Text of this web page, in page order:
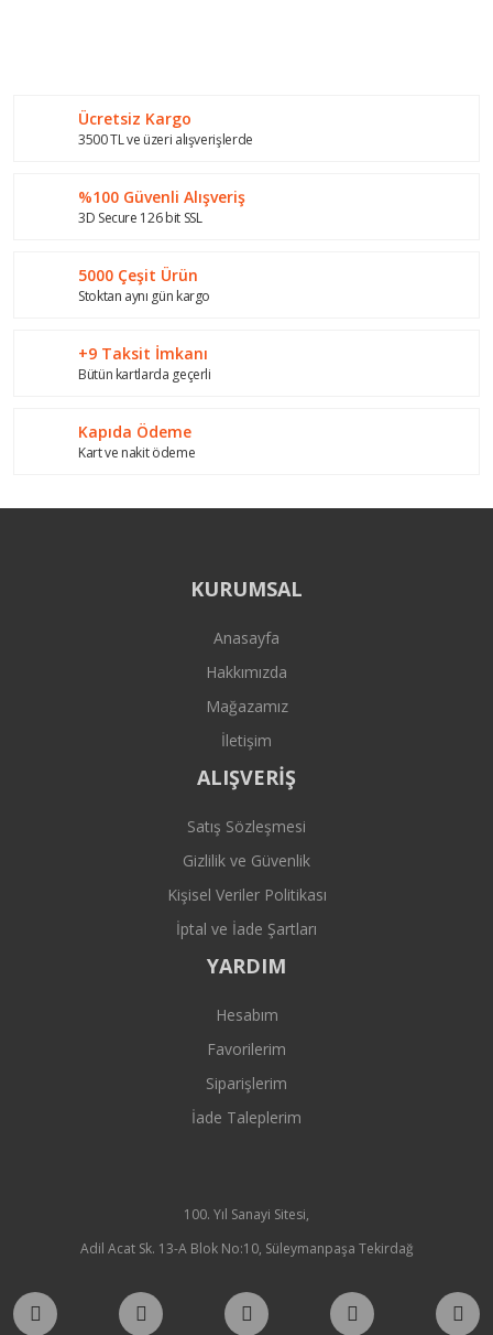
Ürün resmi kalitesiz, bozuk veya görüntülenemiyor.
Ürün bilgilerinde hatalar bulunuyor.
Bu ürüne benzer farklı alternatifler olmalı.
Ücretsiz Kargo
3500 TL ve üzeri alışverişlerde
%100 Güvenli Alışveriş
3D Secure 126 bit SSL
5000 Çeşit Ürün
Stoktan aynı gün kargo
+9 Taksit İmkanı
Bütün kartlarda geçerli
Kapıda Ödeme
Kart ve nakit ödeme
KURUMSAL
Anasayfa
Hakkımızda
Mağazamız
İletişim
ALIŞVERİŞ
Satış Sözleşmesi
Gizlilik ve Güvenlik
Kişisel Veriler Politikası
İptal ve İade Şartları
YARDIM
Hesabım
Favorilerim
Siparişlerim
İade Taleplerim
100. Yıl Sanayi Sitesi,
Adil Acat Sk. 13-A Blok No:10, Süleymanpaşa Tekirdağ